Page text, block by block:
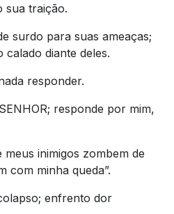
sua traição.
surdo para suas ameaças;
diante deles.
responder.
responde por mim,
meus inimigos zombem de
com minha queda”.
enfrento dor